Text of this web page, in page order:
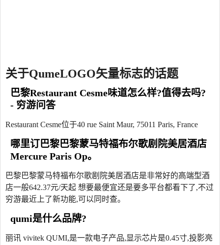
关于QumeLOGO矢量标志的话题
巴黎Restaurant Cesme味道怎么样?值得去吗?
- 穷游问答
Restaurant Cesme位于40 rue Saint Maur, 75011 Paris, France
哪里订巴黎巴黎蒙马特福布尔歌剧院美居酒店
Mercure Paris Op。
巴黎巴黎蒙马特福布尔歌剧院美居酒店是非常好的高端型酒
店一般642.37元/天起 想要最便宜还是要多平台都看下了,不过
穷游最近上了新功能,可以同时查。
qumi是什么品牌?
丽讯 vivitek QUMI,是一款电子产品,显示芯片是0.45寸,投影亮